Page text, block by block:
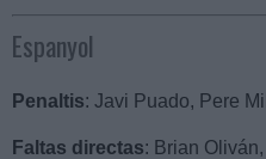
Espanyol
Penaltis: Javi Puado, Pere
Faltas directas: Brian